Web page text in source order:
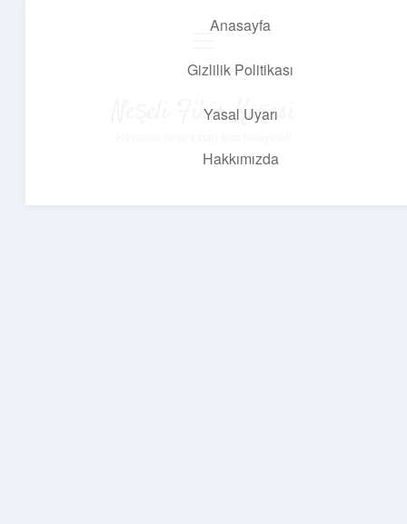
Anasayfa
Gizlilik Politikası
Yasal Uyarı
Hakkımızda
Neşeli Fikir Köşesi